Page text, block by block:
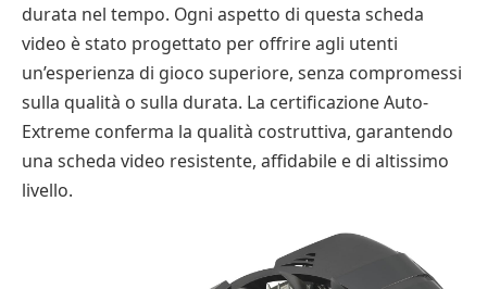
durata nel tempo. Ogni aspetto di questa scheda
video è stato progettato per offrire agli utenti
un’esperienza di gioco superiore, senza compromessi
sulla qualità o sulla durata. La certificazione Auto-
Extreme conferma la qualità costruttiva, garantendo
una scheda video resistente, affidabile e di altissimo
livello.